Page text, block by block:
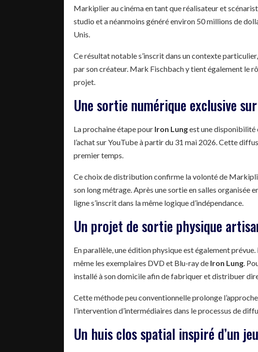
Markiplier au cinéma en tant que réalisateur et
studio et a néanmoins généré environ 50 millions de
Unis.
Ce résultat notable s’inscrit dans un contexte
par son créateur. Mark Fischbach y tient également le
projet.
Une sortie numérique exclusive sur
La prochaine étape pour Iron Lungest une disponibilité
l’achat sur YouTube à partir du 31 mai 2026. Cette
premier temps.
Ce choix de distribution confirme la volonté de
son long métrage. Après une sortie en salles organisée
ligne s’inscrit dans la même logique d’indépendance.
Un projet de sortie physique
En parallèle, une édition physique est également
même les exemplaires DVD et Blu-ray de Iron Lung.
installé à son domicile afin de fabriquer et distribuer
Cette méthode peu conventionnelle prolonge
l’intervention d’intermédiaires dans le processus de
Un huis clos spatial inspiré d’un